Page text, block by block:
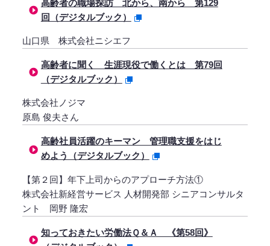
高齢者の職場探訪 北から、南から 第129
回（デジタルブック）
山口県 株式会社ニシエフ
高齢者に聞く 生涯現役で働くとは 第79回
（デジタルブック）
株式会社ノジマ
原島 俊夫さん
高齢社員活躍のキーマン 管理職支援をはじ
めよう（デジタルブック）
【第２回】年下上司からのアプローチ方法①
株式会社新経営サービス 人材開発部 シニアコンサルタ
ント 岡野 隆宏
知っておきたい労働法Ｑ＆Ａ 《第58回》